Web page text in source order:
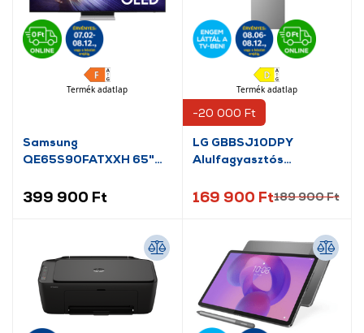
Termék adatlap
Samsung
QE65S90FATXXH 65"
Televízió
399 900 Ft
-20 000 Ft
Termék adatlap
LG GBBSJ10DPY
Alulfagyasztós
169 900 Ft189 900 Ft